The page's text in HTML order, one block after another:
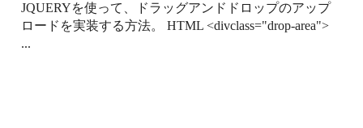
JQUERYを使って、ドラッグアンドドロップのアップ
ロードを実装する方法。 HTML <divclass="drop-area">
...